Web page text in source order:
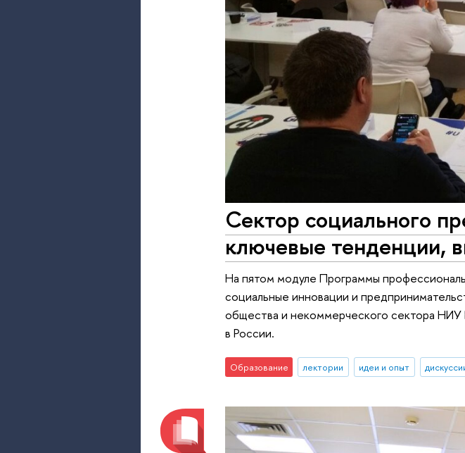
Сектор социального
ключевые тенденции,
На пятом модуле Программы
социальные инновации и
общества и некоммерческого сектора НИУ
в России.
Образование лектории идеи и опыт